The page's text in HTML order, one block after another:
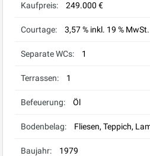
Kaufpreis: 249.000 €
Courtage: 3,57 % inkl. 19 % MwSt.
Separate WCs: 1
Terrassen: 1
Befeuerung: Öl
Bodenbelag: Fliesen, Teppich,
Baujahr: 1979